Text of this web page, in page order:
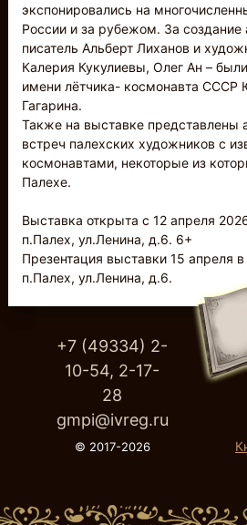
экспонировались на
России и за рубежом. За создание
писатель Альберт Лиханов и
Калерия Кукулиевы, Олег Ан –
имени лётчика- космонавта СССР
Гагарина.
Также на выставке представлены
встреч палехских художников с
космонавтами, некоторые из
Палехе.
Выставка открыта с 12 апреля
п.Палех, ул.Ленина, д.6. 6+
Презентация выставки 15 апреля
п.Палех, ул.Ленина, д.6.
+7 (49334) 2-
10-54, 2-17-
28
gmpi@ivreg.ru
© 2017-2026